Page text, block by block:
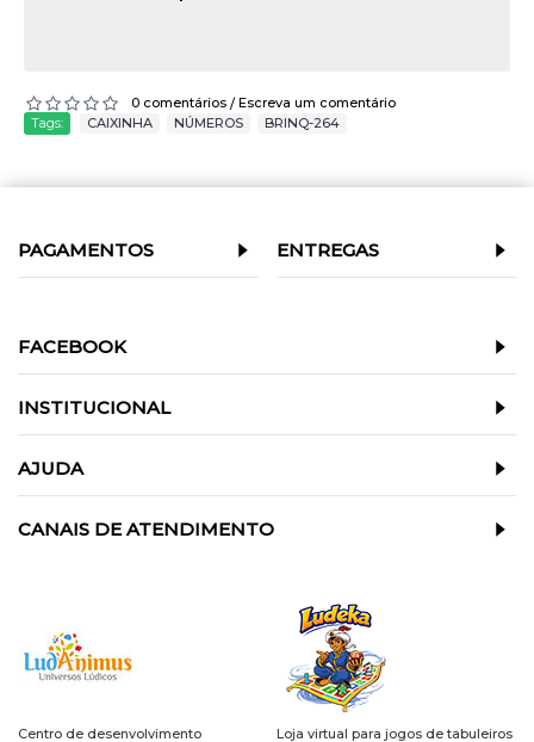
0 comentários /Escreva um comentário
Tags:
CAIXINHA NÚMEROS BRINQ-264
PAGAMENTOS ENTREGAS
FACEBOOK
INSTITUCIONAL
AJUDA
CANAIS DE ATENDIMENTO
Centro de desenvolvimento Loja virtual para jogos de tabuleiros